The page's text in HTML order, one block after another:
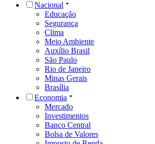
Nacional
Educação
Segurança
Clima
Meio Ambiente
Auxílio Brasil
São Paulo
Rio de Janeiro
Minas Gerais
Brasília
Economia
Mercado
Investimentos
Banco Central
Bolsa de Valores